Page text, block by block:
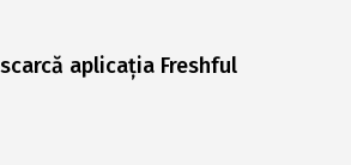
aplicația Freshful